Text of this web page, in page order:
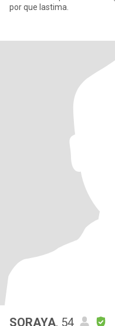
por que lastima.
SORAYA, 54